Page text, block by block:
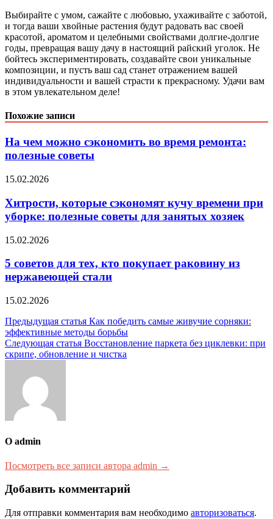
Выбирайте с умом, сажайте с любовью, ухаживайте с заботой,
и тогда ваши хвойные растения будут радовать вас своей
красотой, ароматом и целебными свойствами долгие-долгие
годы, превращая вашу дачу в настоящий райский уголок. Не
бойтесь экспериментировать, создавайте свои уникальные
композиции, и пусть ваш сад станет отражением вашей
индивидуальности и вашей страсти к прекрасному. Удачи вам
в этом увлекательном деле!
Похожие записи
На чем можно сэкономить во время ремонта:
полезные советы
15.02.2026
Хитрости, которые сэкономят кучу времени при
уборке: полезные советы для занятых хозяек
15.02.2026
5 советов для тех, кто покупает раковину из
нержавеющей стали
15.02.2026
Навигация
по
записям
Предыдущая статья Как победить самые живучие сорняки:
эффективные методы борьбы
Следующая статья Восстановление паркета без циклевки: при
скрипе, обновление и чистка
О admin
Посмотреть все записи автора admin →
Добавить комментарий
Для отправки комментария вам необходимо авторизоваться.